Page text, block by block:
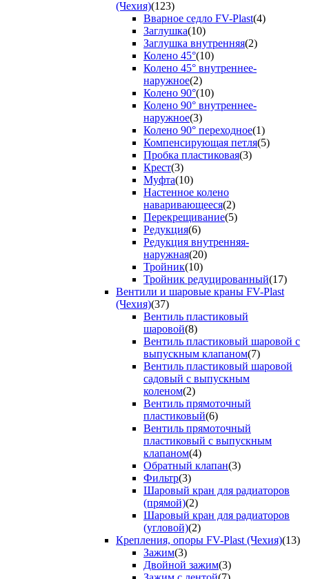
(Чехия)(123)
Вварное седло FV-Plast(4)
Заглушка(10)
Заглушка внутренняя(2)
Колено 45°(10)
Колено 45° внутреннее-
наружное(2)
Колено 90°(10)
Колено 90° внутреннее-
наружное(3)
Колено 90° переходное(1)
Компенсирующая петля(5)
Пробка пластиковая(3)
Крест(3)
Муфта(10)
Настенное колено
наваривающееся(2)
Перекрещивание(5)
Редукция(6)
Редукция внутренняя-
наружная(20)
Тройник(10)
Тройник редуцированный(17)
Вентили и шаровые краны FV-Plast
(Чехия)(37)
Вентиль пластиковый
шаровой(8)
Вентиль пластиковый шаровой с
выпускным клапаном(7)
Вентиль пластиковый шаровой
садовый с выпускным
коленом(2)
Вентиль прямоточный
пластиковый(6)
Вентиль прямоточный
пластиковый с выпускным
клапаном(4)
Обратный клапан(3)
Фильтр(3)
Шаровый кран для радиаторов
(прямой)(2)
Шаровый кран для радиаторов
(угловой)(2)
Крепления, опоры FV-Plast (Чехия)(13)
Зажим(3)
Двойной зажим(3)